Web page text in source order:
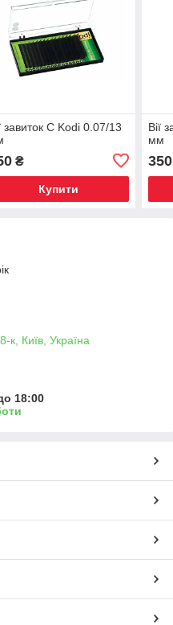
завиток C Kodi 0.07/13
₴
Купити
Вії
мм
350
к, Київ, Україна
18:00